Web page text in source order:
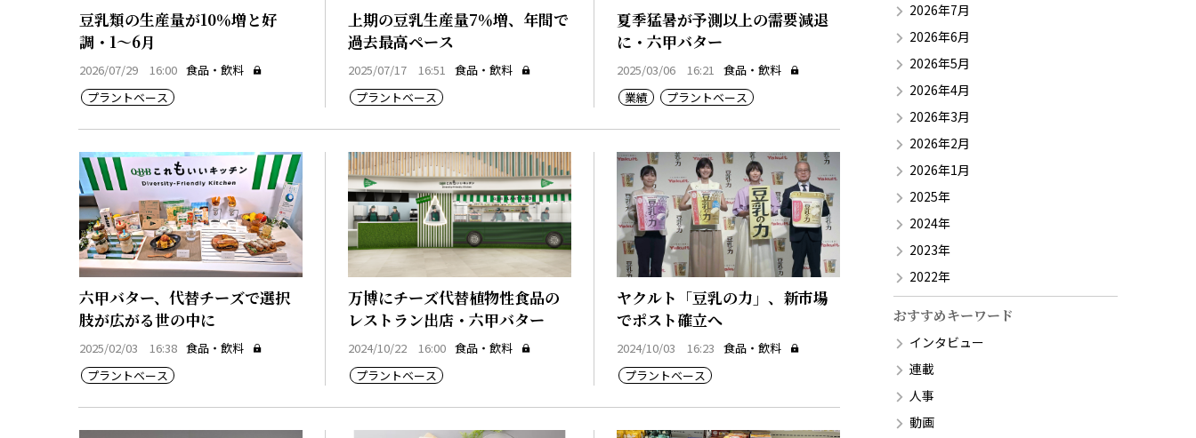
豆乳類の生産量が10％増と好
調・1～6月
2026/07/29 16:00 食品・飲料
プラントベース
上期の豆乳生産量7％増、年間で
過去最高ペース
2025/07/17 16:51
食品・飲料
プラントベース
夏季猛暑が予測以上の需要減退
に・六甲バター
2025/03/06 16:21
食品・飲料
業績
プラントベース
六甲バター、代替チーズで選択
肢が広がる世の中に
2025/02/03 16:38 食品・飲料
プラントベース
万博にチーズ代替植物性食品の
レストラン出店・六甲バター
2024/10/22 16:00 食品・飲料
プラントベース
ヤクルト「豆乳の力」、新市場
でポスト確立へ
2024/10/03 16:23 食品・飲料
プラントベース
2026年7月
2026年6月
2026年5月
2026年4月
2026年3月
2026年2月
2026年1月
2025年
2024年
2023年
2022年
おすすめキーワード
インタビュー
連載
人事
動画